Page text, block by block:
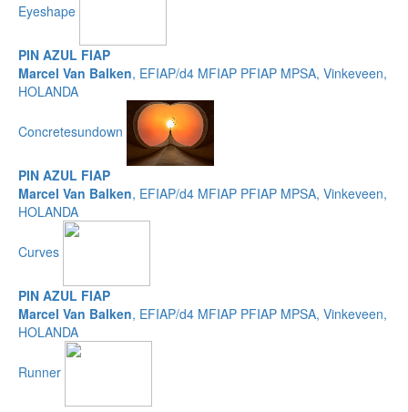
Eyeshape
PIN AZUL FIAP
Marcel Van Balken, EFIAP/d4 MFIAP PFIAP MPSA, Vinkeveen,
HOLANDA
Concretesundown
PIN AZUL FIAP
Marcel Van Balken, EFIAP/d4 MFIAP PFIAP MPSA, Vinkeveen,
HOLANDA
Curves
PIN AZUL FIAP
Marcel Van Balken, EFIAP/d4 MFIAP PFIAP MPSA, Vinkeveen,
HOLANDA
Runner